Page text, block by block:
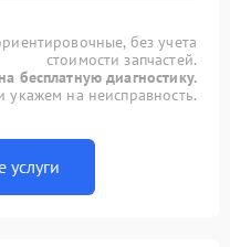
без учета
стоимости запчастей.
бесплатную диагностику.
на неисправность.
услуги